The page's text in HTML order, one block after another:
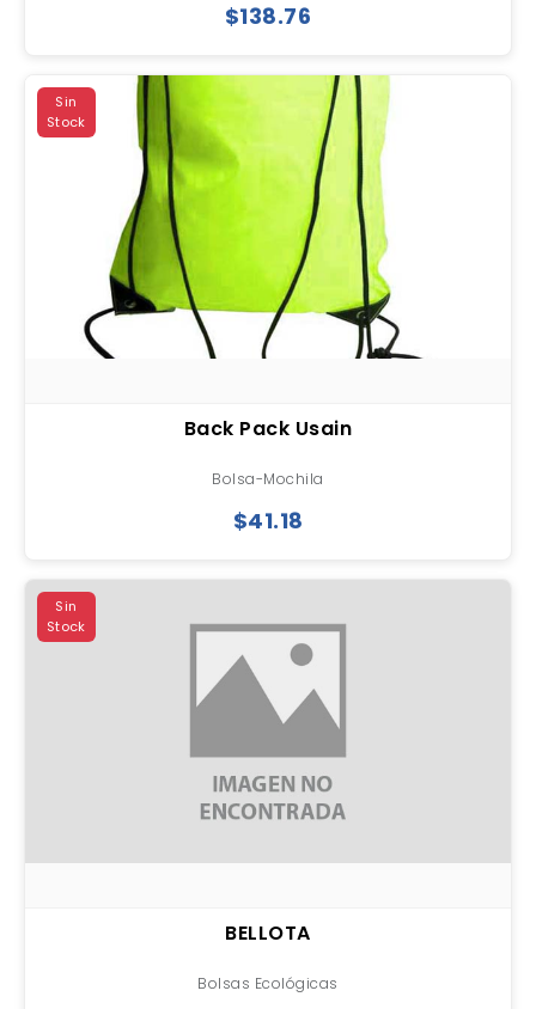
$138.76
Sin
Stock
Back Pack Usain
Bolsa-Mochila
$41.18
Sin
Stock
BELLOTA
Bolsas Ecológicas